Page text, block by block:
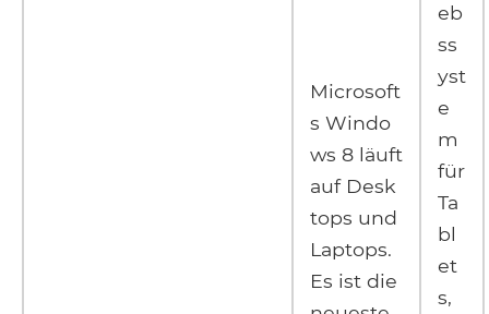
Microsoft
s Windo
ws 8 läuft
auf Desk
tops und
Laptops.
Es ist die
eb
ss
yst
e
m
für
Ta
bl
et
s,